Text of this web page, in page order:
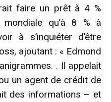
faire un prêt à 4 %
qu’à 8 % à
à s’inquiéter d’être
ajoutant : « Edmond
. Il appelait
un agent de crédit de
des informations – et